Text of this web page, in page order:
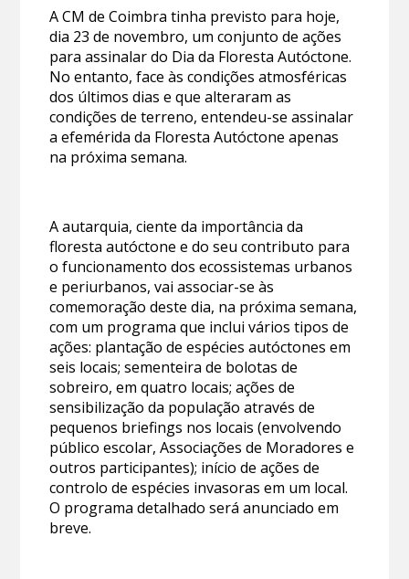
A CM de Coimbra tinha previsto para hoje,
dia 23 de novembro, um conjunto de ações
para assinalar do Dia da Floresta Autóctone.
No entanto, face às condições atmosféricas
dos últimos dias e que alteraram as
condições de terreno, entendeu-se assinalar
a efemérida da Floresta Autóctone apenas
na próxima semana.
A autarquia, ciente da importância da
floresta autóctone e do seu contributo para
o funcionamento dos ecossistemas urbanos
e periurbanos, vai associar-se às
comemoração deste dia, na próxima semana,
com um programa que inclui vários tipos de
ações: plantação de espécies autóctones em
seis locais; sementeira de bolotas de
sobreiro, em quatro locais; ações de
sensibilização da população através de
pequenos briefings nos locais (envolvendo
público escolar, Associações de Moradores e
outros participantes); início de ações de
controlo de espécies invasoras em um local.
O programa detalhado será anunciado em
breve.